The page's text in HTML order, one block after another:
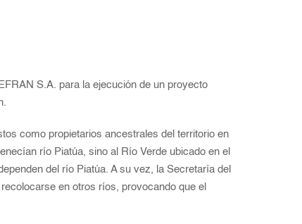
S.A. para la ejecución de un proyecto
como propietarios ancestrales del territorio en
río Piatúa, sino al Río Verde ubicado en el
del río Piatúa. A su vez, la Secretaría del
en otros ríos, provocando que el